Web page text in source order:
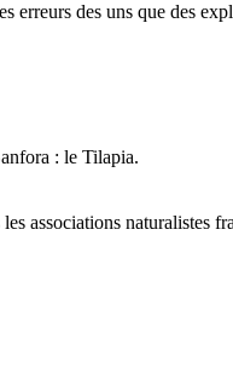
des uns que des
: le Tilapia.
associations naturalistes